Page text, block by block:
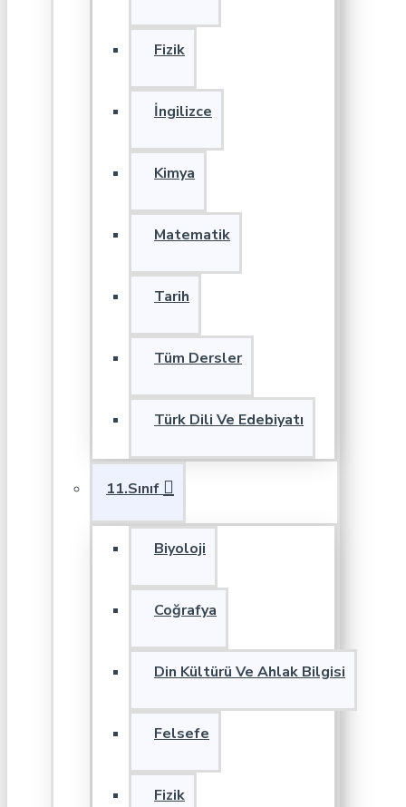
Fizik
İngilizce
Kimya
Matematik
Tarih
Tüm Dersler
Türk Dili Ve Edebiyatı
11.Sınıf
Biyoloji
Coğrafya
Din Kültürü Ve Ahlak Bilgisi
Felsefe
Fizik